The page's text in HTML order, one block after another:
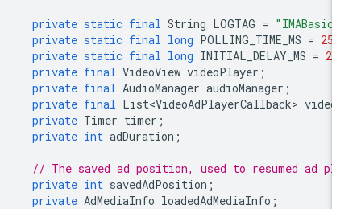
private static final String LOGTAG =
private static final long POLLING_TIME_MS =
private static final long INITIAL_DELAY_MS
private final VideoView videoPlayer
private final AudioManager audioManager
private final List<VideoAdPlayerCallback>
private Timer timer
private
int adDuration
// The saved ad position, used to resumed ad
private
int savedAdPosition
private AdMediaInfo loadedAdMediaInfo